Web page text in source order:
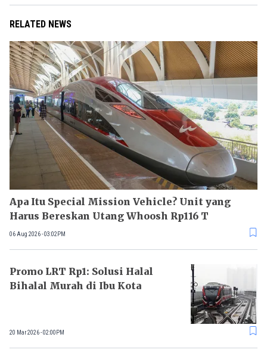
RELATED NEWS
Apa Itu Special Mission Vehicle? Unit yang
Harus Bereskan Utang Whoosh Rp116 T
06 Aug 2026 - 03:02PM
Promo LRT Rp1: Solusi Halal
Bihalal Murah di Ibu Kota
20 Mar 2026 - 02:00PM